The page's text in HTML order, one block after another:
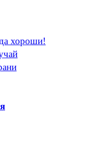
хороши!